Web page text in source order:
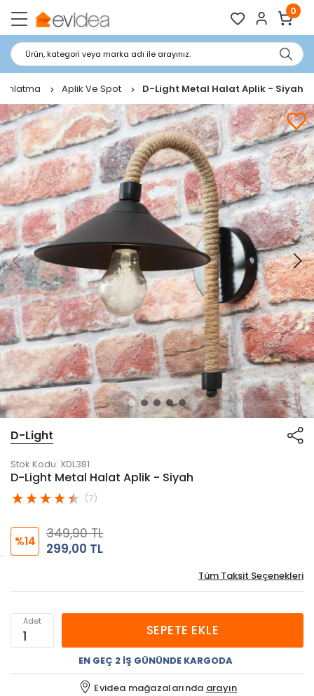
0
Ürün, kategori veya marka adı ile arayınız.
Aplik Ve Spot D-Light Metal Halat Aplik - Siyah
D-Light
Stok Kodu: XDL381
D-Light Metal Halat Aplik - Siyah
(7)
%14
349,90 TL
299,00 TL
Tüm Taksit Seçenekleri
Adet
SEPETE EKLE
EN GEÇ 2 İŞ GÜNÜNDE KARGODA
Evidea mağazalarında arayın